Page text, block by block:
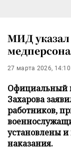
МИД указал
27 марта 2026, 14:10
Официальный
Захарова
работников,
установлены
наказания.